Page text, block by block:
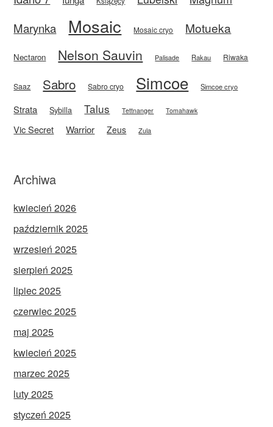
Marynka
Mosaic Mosaic cryo Motueka
Nectaron Nelson Sauvin Palisade Rakau Riwaka
Saaz Sabro Sabro cryo Simcoe Simcoe cryo
Strata Sybilla Talus Tettnanger Tomahawk
Vic Secret Warrior Zeus Zula
Archiwa
kwiecień 2026
październik 2025
wrzesień 2025
sierpień 2025
lipiec 2025
czerwiec 2025
maj 2025
kwiecień 2025
marzec 2025
luty 2025
styczeń 2025